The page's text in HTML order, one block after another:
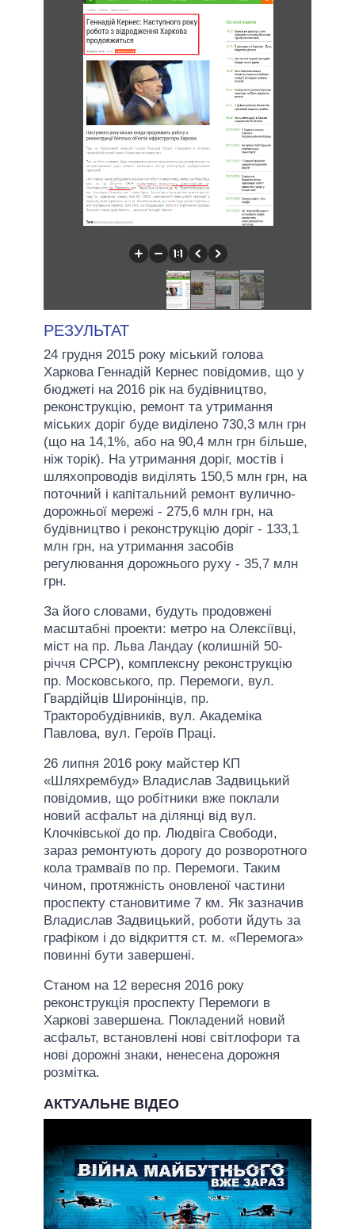
РЕЗУЛЬТАТ
24 грудня 2015 року міський голова
Харкова Геннадій Кернес повідомив, що у
бюджеті на 2016 рік на будівництво,
реконструкцію, ремонт та утримання
міських доріг буде виділено 730,3 млн грн
(що на 14,1%, або на 90,4 млн грн більше,
ніж торік). На утримання доріг, мостів і
шляхопроводів виділять 150,5 млн грн, на
поточний і капітальний ремонт вулично-
дорожньої мережі - 275,6 млн грн, на
будівництво і реконструкцію доріг - 133,1
млн грн, на утримання засобів
регулювання дорожнього руху - 35,7 млн
грн.
За його словами, будуть продовжені
масштабні проекти: метро на Олексіївці,
міст на пр. Льва Ландау (колишній 50-
річчя СРСР), комплексну реконструкцію
пр. Московського, пр. Перемоги, вул.
Гвардійців Широнінців, пр.
Тракторобудівників, вул. Академіка
Павлова, вул. Героїв Праці.
26 липня 2016 року майстер КП
«Шляхрембуд» Владислав Задвицький
повідомив, що робітники вже поклали
новий асфальт на ділянці від вул.
Клочківської до пр. Людвіга Свободи,
зараз ремонтують дорогу до розворотного
кола трамваїв по пр. Перемоги. Таким
чином, протяжність оновленої частини
проспекту становитиме 7 км. Як зазначив
Владислав Задвицький, роботи йдуть за
графіком і до відкриття ст. м. «Перемога»
повинні бути завершені.
Станом на 12 вересня 2016 року
реконструкція проспекту Перемоги в
Харкові завершена. Покладений новий
асфальт, встановлені нові світлофори та
нові дорожні знаки, ненесена дорожня
розмітка.
АКТУАЛЬНЕ ВІДЕО